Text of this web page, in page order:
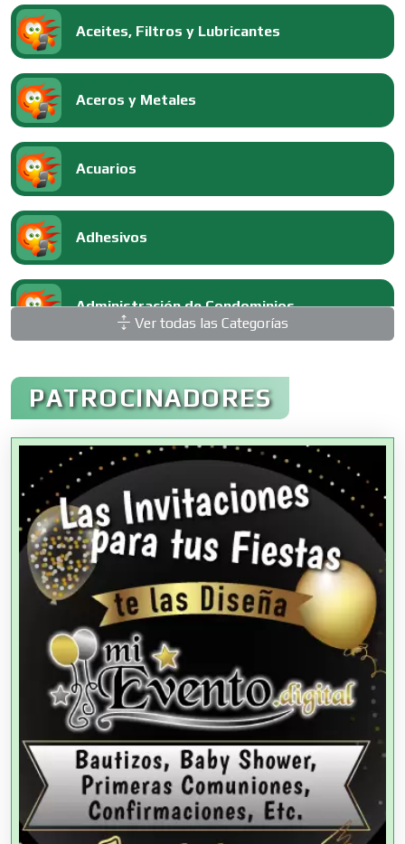
Aceites, Filtros y Lubricantes
Aceros y Metales
Acuarios
Adhesivos
Administración de Condominios
Administración de Empresas
Agencias Aduanales
Agencias de Autos
Agencias de Cobranza
Agencias de Colocación
Agencias de Modelos
Agencias de Publicidad
Ver todas las Categorías
PATROCINADORES